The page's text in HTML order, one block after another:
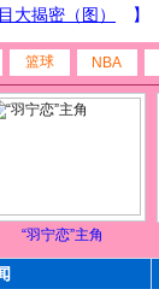
篮球 NBA
“羽宁恋”主角